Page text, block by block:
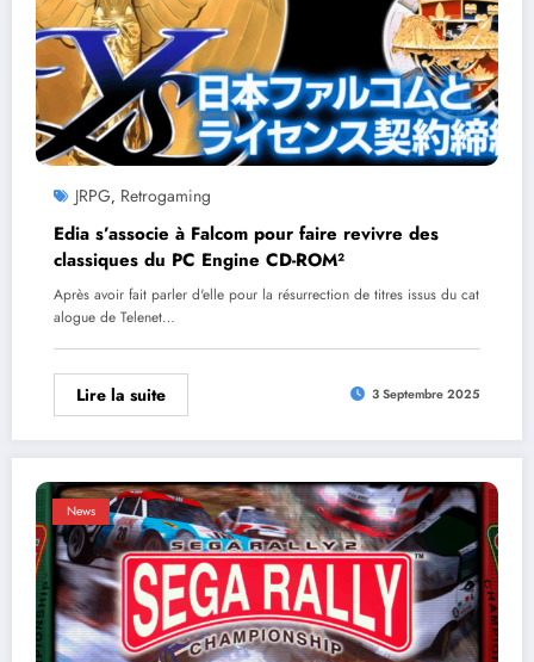
JRPG, Retrogaming
Edia s’associe à Falcom pour faire revivre des
classiques du PC Engine CD-ROM²
Après avoir fait parler d'elle pour la résurrection de titres issus du cat
alogue de Telenet…
Lire la suite 3 Septembre 2025
News